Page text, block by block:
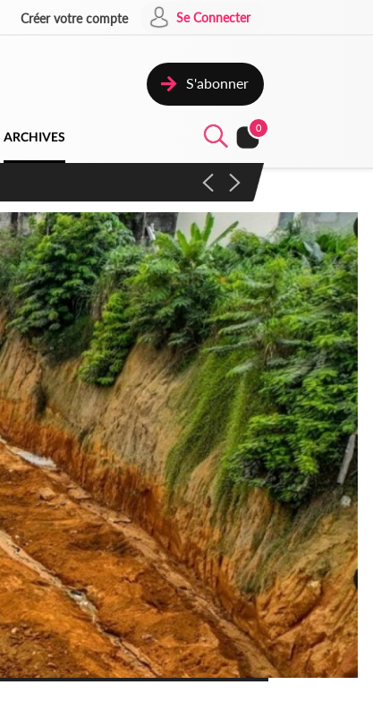
Créer votre compte Se Connecter
S'abonner
ARCHIVES
0